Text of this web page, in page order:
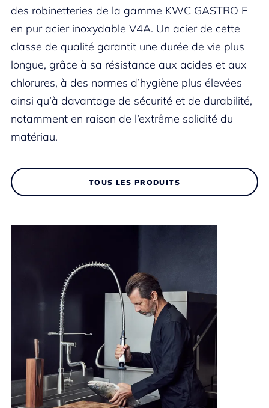
des robinetteries de la gamme KWC GASTRO E
en pur acier inoxydable V4A. Un acier de cette
classe de qualité garantit une durée de vie plus
longue, grâce à sa résistance aux acides et aux
chlorures, à des normes d’hygiène plus élevées
ainsi qu’à davantage de sécurité et de durabilité,
notamment en raison de l’extrême solidité du
matériau.
TOUS LES PRODUITS